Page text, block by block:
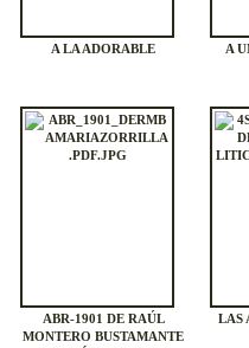
A LA ADORABLE A
ABR-1901 DE RAÚL
MONTERO BUSTAMANTE
LAS